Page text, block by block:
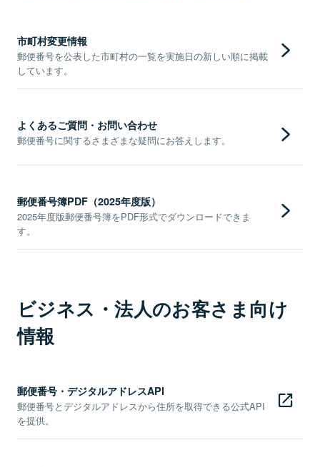
市町村変更情報
郵便番号を公表した市町村の一覧を実施日の新しい順に掲載
しています。
よくあるご質問・お問い合わせ
郵便番号に関するさまざまな疑問にお答えします。
郵便番号簿PDF（2025年度版）
2025年度版郵便番号簿をPDF形式でダウンロードできま
す。
ビジネス・法人のお客さま向け
情報
郵便番号・デジタルアドレスAPI
郵便番号とデジタルアドレスから住所を取得できる公式API
を提供。